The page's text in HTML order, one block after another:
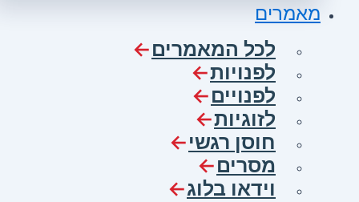
מאמרים
לכל המאמרים
לפנויות
לפנויים
לזוגיות
חוסן רגשי
מסרים
וידאו בלוג